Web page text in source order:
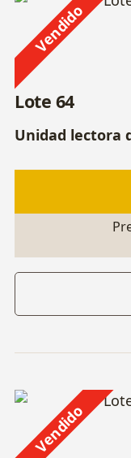
Vendido
Lote 64
Unidad lectora
Vendido